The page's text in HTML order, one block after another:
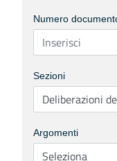
Numero
Sezioni
Argomenti